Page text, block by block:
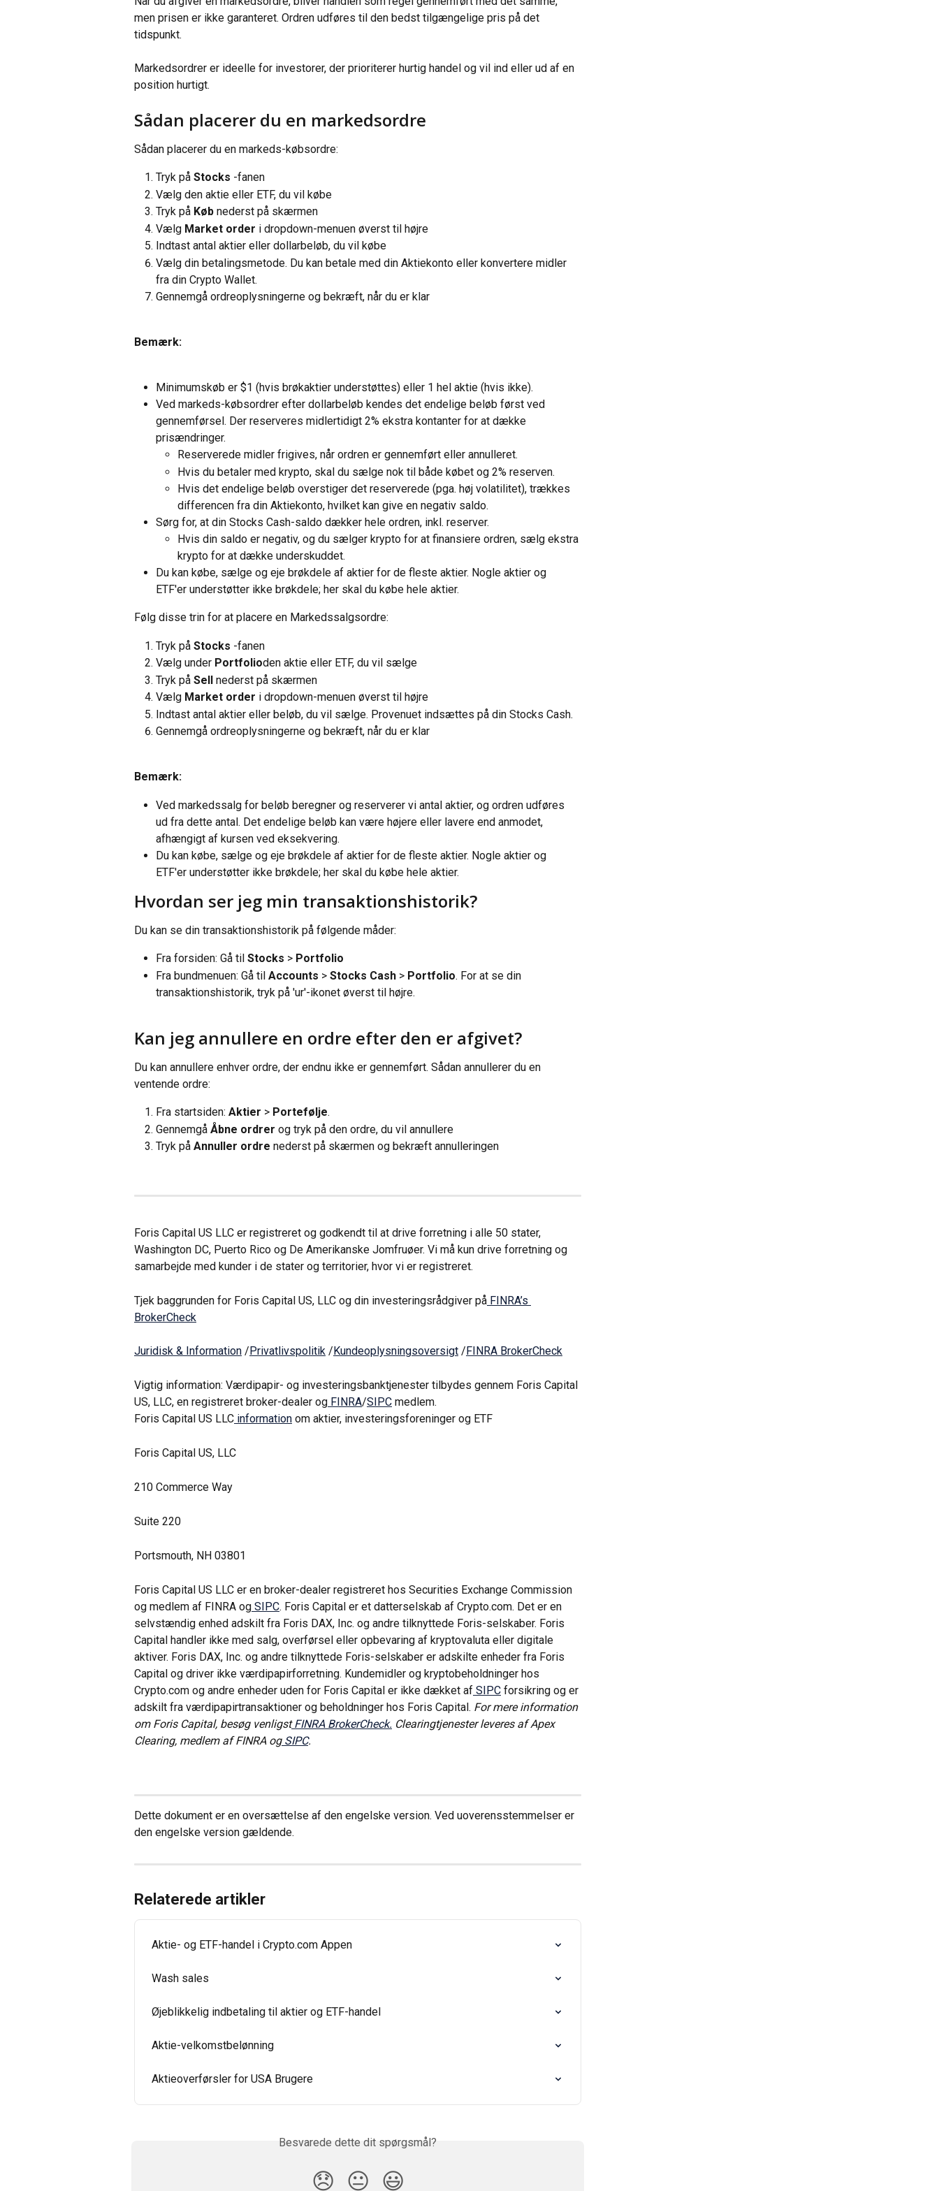
men prisen er ikke garanteret. Ordren udføres til den bedst tilgængelige pris på det
tidspunkt.
Markedsordrer er ideelle for investorer, der prioriterer hurtig handel og vil ind eller ud af en
position hurtigt.
Sådan placerer du en markedsordre
Sådan placerer du en markeds-købsordre:
Tryk på Stocks -fanen
Vælg den aktie eller ETF, du vil købe
Tryk på Køb nederst på skærmen
Vælg Market order i dropdown-menuen øverst til højre
Indtast antal aktier eller dollarbeløb, du vil købe
Vælg din betalingsmetode. Du kan betale med din Aktiekonto eller konvertere midler
fra din Crypto Wallet.
Gennemgå ordreoplysningerne og bekræft, når du er klar
Bemærk:
Minimumskøb er $1 (hvis brøkaktier understøttes) eller 1 hel aktie (hvis ikke).
Ved markeds-købsordrer efter dollarbeløb kendes det endelige beløb først ved
gennemførsel. Der reserveres midlertidigt 2% ekstra kontanter for at dække
prisændringer.
Reserverede midler frigives, når ordren er gennemført eller annulleret.
Hvis du betaler med krypto, skal du sælge nok til både købet og 2% reserven.
Hvis det endelige beløb overstiger det reserverede (pga. høj volatilitet), trækkes
differencen fra din Aktiekonto, hvilket kan give en negativ saldo.
Sørg for, at din Stocks Cash-saldo dækker hele ordren, inkl. reserver.
Hvis din saldo er negativ, og du sælger krypto for at finansiere ordren, sælg ekstra
krypto for at dække underskuddet.
Du kan købe, sælge og eje brøkdele af aktier for de fleste aktier. Nogle aktier og
ETF'er understøtter ikke brøkdele; her skal du købe hele aktier.
Følg disse trin for at placere en Markedssalgsordre:
Tryk på Stocks -fanen
Vælg under Portfolioden aktie eller ETF, du vil sælge
Tryk på Sell nederst på skærmen
Vælg Market order i dropdown-menuen øverst til højre
Indtast antal aktier eller beløb, du vil sælge. Provenuet indsættes på din Stocks Cash.
Gennemgå ordreoplysningerne og bekræft, når du er klar
Bemærk:
Ved markedssalg for beløb beregner og reserverer vi antal aktier, og ordren udføres
ud fra dette antal. Det endelige beløb kan være højere eller lavere end anmodet,
afhængigt af kursen ved eksekvering.
Du kan købe, sælge og eje brøkdele af aktier for de fleste aktier. Nogle aktier og
ETF'er understøtter ikke brøkdele; her skal du købe hele aktier.
Hvordan ser jeg min transaktionshistorik?
Du kan se din transaktionshistorik på følgende måder:
Fra forsiden: Gå til Stocks > Portfolio
Fra bundmenuen: Gå til Accounts > Stocks Cash > Portfolio. For at se din
transaktionshistorik, tryk på 'ur'-ikonet øverst til højre.
Kan jeg annullere en ordre efter den er afgivet?
Du kan annullere enhver ordre, der endnu ikke er gennemført. Sådan annullerer du en
ventende ordre:
Fra startsiden: Aktier > Portefølje.
Gennemgå Åbne ordrer og tryk på den ordre, du vil annullere
Tryk på Annuller ordre nederst på skærmen og bekræft annulleringen
Foris Capital US LLC er registreret og godkendt til at drive forretning i alle 50 stater,
Washington DC, Puerto Rico og De Amerikanske Jomfruøer. Vi må kun drive forretning og
samarbejde med kunder i de stater og territorier, hvor vi er registreret.
Tjek baggrunden for Foris Capital US, LLC og din investeringsrådgiver på FINRA’s
BrokerCheck
Juridisk & Information / Privatlivspolitik / Kundeoplysningsoversigt / FINRA BrokerCheck
Vigtig information: Værdipapir- og investeringsbanktjenester tilbydes gennem Foris Capital
US, LLC, en registreret broker-dealer og FINRA/SIPC medlem.
Foris Capital US LLC information om aktier, investeringsforeninger og ETF
Foris Capital US, LLC
210 Commerce Way
Suite 220
Portsmouth, NH 03801
Foris Capital US LLC er en broker-dealer registreret hos Securities Exchange Commission
og medlem af FINRA og SIPC. Foris Capital er et datterselskab af Crypto.com. Det er en
selvstændig enhed adskilt fra Foris DAX, Inc. og andre tilknyttede Foris-selskaber. Foris
Capital handler ikke med salg, overførsel eller opbevaring af kryptovaluta eller digitale
aktiver. Foris DAX, Inc. og andre tilknyttede Foris-selskaber er adskilte enheder fra Foris
Capital og driver ikke værdipapirforretning. Kundemidler og kryptobeholdninger hos
Crypto.com og andre enheder uden for Foris Capital er ikke dækket af SIPC forsikring og er
adskilt fra værdipapirtransaktioner og beholdninger hos Foris Capital. For mere information
om Foris Capital, besøg venligst FINRA BrokerCheck. Clearingtjenester leveres af Apex
Clearing, medlem af FINRA og SIPC.
Dette dokument er en oversættelse af den engelske version. Ved uoverensstemmelser er
den engelske version gældende.
Relaterede artikler
Aktie- og ETF-handel i Crypto.com Appen
Wash sales
Øjeblikkelig indbetaling til aktier og ETF-handel
Aktie-velkomstbelønning
Aktieoverførsler for USA Brugere
Besvarede dette dit spørgsmål?
😞 😐 😃